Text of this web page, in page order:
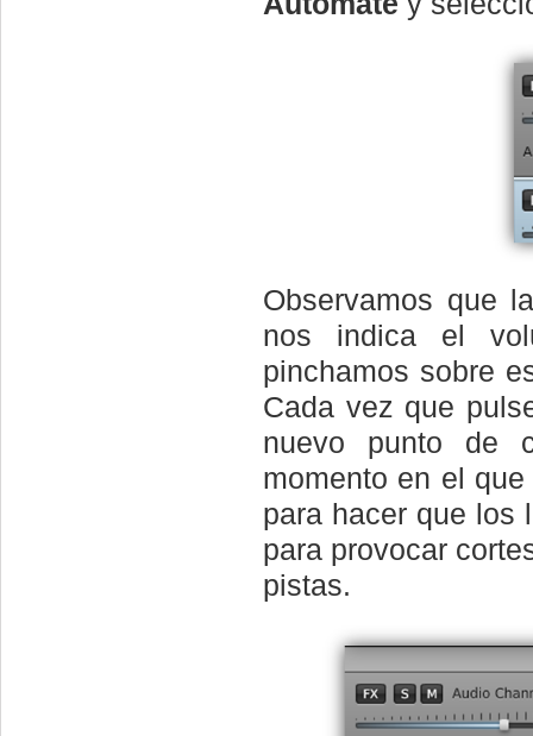
Observamos que
nos indica el
pinchamos sobre
Cada vez que
nuevo punto de
momento en el
para hacer que los
para provocar
pistas.